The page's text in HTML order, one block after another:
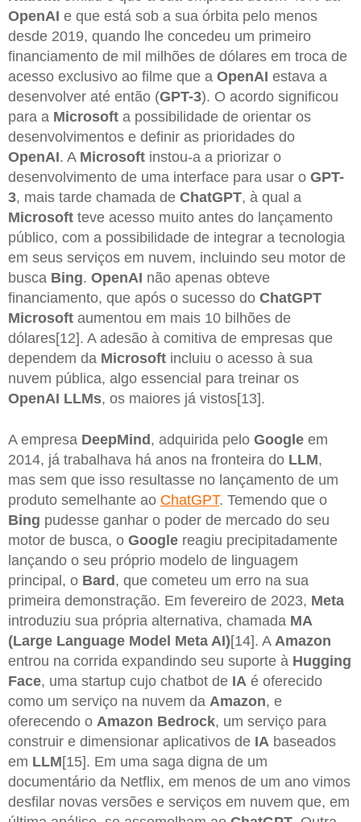
OpenAI e que está sob a sua órbita pelo menos
desde 2019, quando lhe concedeu um primeiro
financiamento de mil milhões de dólares em troca de
acesso exclusivo ao filme que a OpenAI estava a
desenvolver até então (GPT-3). O acordo significou
para a Microsoft a possibilidade de orientar os
desenvolvimentos e definir as prioridades do
OpenAI. A Microsoft instou-a a priorizar o
desenvolvimento de uma interface para usar o GPT-
3, mais tarde chamada de ChatGPT, à qual a
Microsoft teve acesso muito antes do lançamento
público, com a possibilidade de integrar a tecnologia
em seus serviços em nuvem, incluindo seu motor de
busca Bing. OpenAI não apenas obteve
financiamento, que após o sucesso do ChatGPT
Microsoft aumentou em mais 10 bilhões de
dólares[12]. A adesão à comitiva de empresas que
dependem da Microsoft incluiu o acesso à sua
nuvem pública, algo essencial para treinar os
OpenAI LLMs, os maiores já vistos[13].
A empresa DeepMind , adquirida pelo Google em
2014, já trabalhava há anos na fronteira do LLM,
mas sem que isso resultasse no lançamento de um
produto semelhante ao ChatGPT. Temendo que o
Bing pudesse ganhar o poder de mercado do seu
motor de busca, o Google reagiu precipitadamente
lançando o seu próprio modelo de linguagem
principal, o Bard , que cometeu um erro na sua
primeira demonstração. Em fevereiro de 2023, Meta
introduziu sua própria alternativa, chamada MA
(Large Language Model Meta AI)[14]. A Amazon
entrou na corrida expandindo seu suporte à Hugging
Face, uma startup cujo chatbot de IA é oferecido
como um serviço na nuvem da Amazon, e
oferecendo o Amazon Bedrock, um serviço para
construir e dimensionar aplicativos de IA baseados
em LLM[15]. Em uma saga digna de um
documentário da Netflix, em menos de um ano vimos
desfilar novas versões e serviços em nuvem que, em